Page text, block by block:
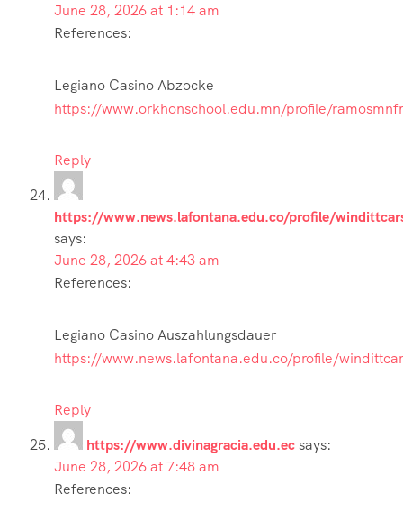
June 28, 2026 at 1:14 am
References:
Legiano Casino Abzocke
https://www.orkhonschool.edu.mn/profile/
Reply
https://www.news.lafontana.edu.co/profile/
says:
June 28, 2026 at 4:43 am
References:
Legiano Casino Auszahlungsdauer
https://www.news.lafontana.edu.co/profile/
Reply
https://www.divinagracia.edu.ecsays:
June 28, 2026 at 7:48 am
References: